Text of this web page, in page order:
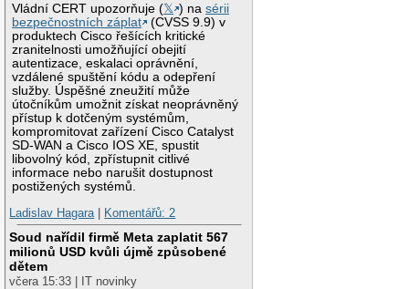
Vládní CERT upozorňuje (𝕏 ) nasérii
bezpečnostních záplat
(CVSS 9.9) v
produktech Cisco řešících kritické
zranitelnosti umožňující obejití
autentizace, eskalaci oprávnění,
vzdálené spuštění kódu a odepření
služby. Úspěšné zneužití může
útočníkům umožnit získat neoprávněný
přístup k dotčeným systémům,
kompromitovat zařízení Cisco Catalyst
SD-WAN a Cisco IOS XE, spustit
libovolný kód, zpřístupnit citlivé
informace nebo narušit dostupnost
postižených systémů.
Ladislav Hagara| Komentářů: 2
Soud nařídil firmě Meta zaplatit 567
milionů USD kvůli újmě způsobené
dětem
včera 15:33 | IT novinky